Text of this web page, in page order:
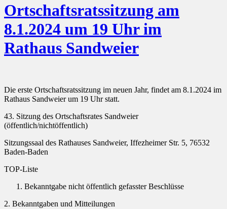
Ortschaftsratssitzung am
8.1.2024 um 19 Uhr im
Rathaus Sandweier
Die erste Ortschaftsratssitzung im neuen Jahr, findet am 8.1.2024 im
Rathaus Sandweier um 19 Uhr statt.
43. Sitzung des Ortschaftsrates Sandweier
(öffentlich/nichtöffentlich)
Sitzungssaal des Rathauses Sandweier, Iffezheimer Str. 5, 76532
Baden-Baden
TOP-Liste
Bekanntgabe nicht öffentlich gefasster Beschlüsse
2. Bekanntgaben und Mitteilungen